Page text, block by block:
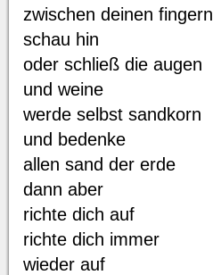
zwischen deinen fingern
schau hin
oder schließ die augen
und weine
werde selbst sandkorn
und bedenke
allen sand der erde
dann aber
richte dich auf
richte dich immer
wieder auf